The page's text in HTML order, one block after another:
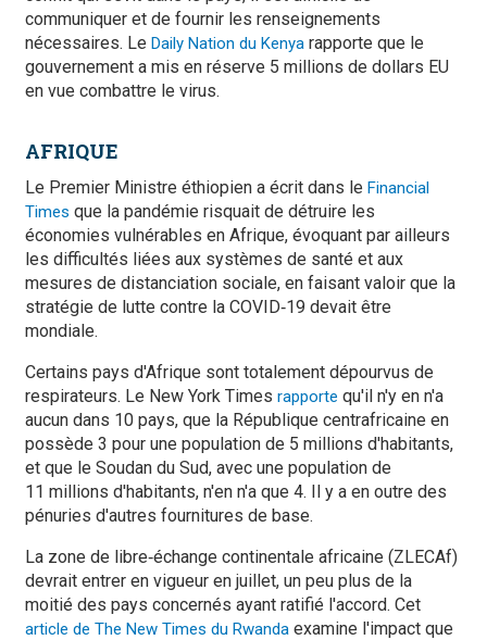
communiquer et de fournir les renseignements
nécessaires. Le Daily Nation du Kenya rapporte que le
gouvernement a mis en réserve 5 millions de dollars EU
en vue combattre le virus.
AFRIQUE
Le Premier Ministre éthiopien a écrit dans le Financial
Times que la pandémie risquait de détruire les
économies vulnérables en Afrique, évoquant par ailleurs
les difficultés liées aux systèmes de santé et aux
mesures de distanciation sociale, en faisant valoir que la
stratégie de lutte contre la COVID‑19 devait être
mondiale.
Certains pays d'Afrique sont totalement dépourvus de
respirateurs. Le New York Times rapporte qu'il n'y en n'a
aucun dans 10 pays, que la République centrafricaine en
possède 3 pour une population de 5 millions d'habitants,
et que le Soudan du Sud, avec une population de
11 millions d'habitants, n'en n'a que 4. Il y a en outre des
pénuries d'autres fournitures de base.
La zone de libre‑échange continentale africaine (ZLECAf)
devrait entrer en vigueur en juillet, un peu plus de la
moitié des pays concernés ayant ratifié l'accord. Cet
article de The New Times du Rwanda examine l'impact que